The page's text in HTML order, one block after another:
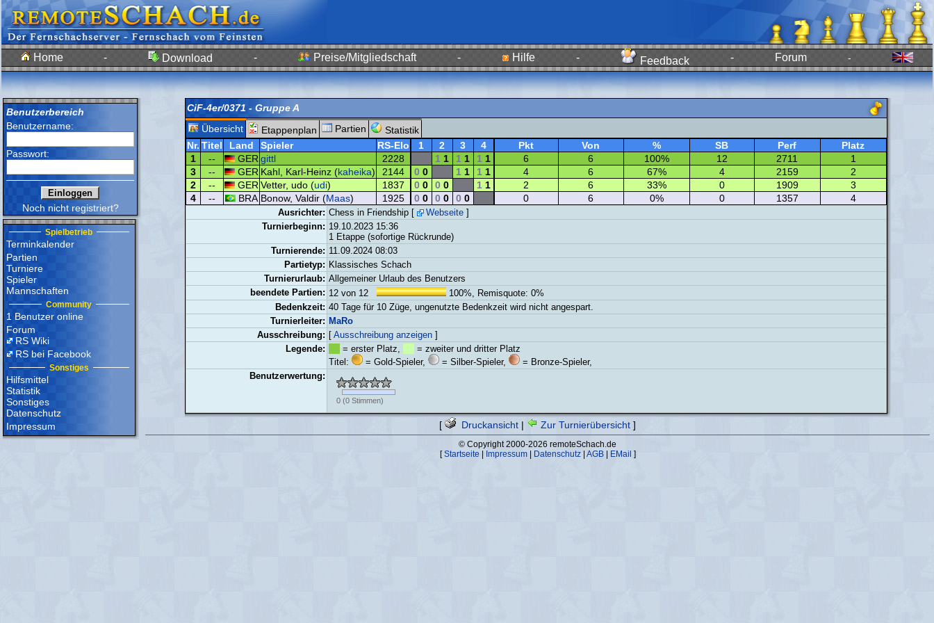
Home - Download - Preise/Mitgliedschaft - Hilfe - Feedback - Forum -
Benutzerbereich
Benutzername:
Passwort:
Noch nicht registriert?
Spielbetrieb
Terminkalender
Partien
Turniere
Spieler
Mannschaften
Community
1 Benutzer online
Forum
RS Wiki
RS bei Facebook
Sonstiges
Hilfsmittel
Statistik
Sonstiges
Datenschutz
Impressum
CiF-4er/0371 - Gruppe A
Übersicht
Etappenplan Partien
Statistik
Nr. Titel Land Spieler RS-Elo 1 2 3 4 Pkt Von % SB Perf
Platz
1
-- GER gittl 2228 1 1 1 1 1 1 6 6 100% 12 2711
1
3
-- GER Kahl, Karl-Heinz (kaheika) 2144 0 0 1 1 1 1 4 6 67% 4 2159
2
2
-- GER Vetter, udo (udi) 1837 0 0 0 0 1 1 2 6 33% 0 1909
3
4
-- BRA Bonow, Valdir (Maas) 1925 0 0 0 0 0 0 0 6 0% 0 1357 4
Ausrichter: Chess in Friendship [ Webseite]
Turnierbeginn: 19.10.2023 15:36
1 Etappe (sofortige Rückrunde)
Turnierende: 11.09.2024 08:03
Partietyp: Klassisches Schach
Turnierurlaub: Allgemeiner Urlaub des Benutzers
beendete Partien: 12 von 12
100%, Remisquote: 0%
Bedenkzeit: 40 Tage für 10 Züge, ungenutzte Bedenkzeit wird nicht angespart.
Turnierleiter: MaRo
Ausschreibung: [ Ausschreibung anzeigen]
Legende:
= erster Platz,
= zweiter und dritter Platz
Titel:
= Gold-Spieler, = Silber-Spieler,
= Bronze-Spieler,
Benutzerwertung:
0(0Stimmen)
[ Druckansicht | Zur Turnierübersicht ]
© Copyright 2000-2026 remoteSchach.de
[Startseite Impressum| Datenschutz| AGB| EMail ]